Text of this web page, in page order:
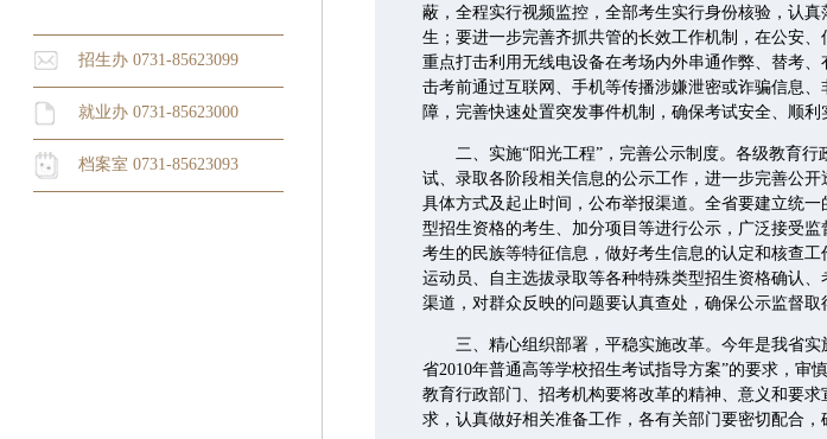
招生办 0731-85623099
就业办 0731-85623000
档案室 0731-85623093
蔽，全程实行视频监控，全部考生实行身份核验，认
生；要进一步完善齐抓共管的长效工作机制，在公安
重点打击利用无线电设备在考场内外串通作弊、替考
击考前通过互联网、手机等传播涉嫌泄密或诈骗信息
障，完善快速处置突发事件机制，确保考试安全、顺利
二、实施“阳光工程”，完善公示制度。各级教育行
试、录取各阶段相关信息的公示工作，进一步完善公
具体方式及起止时间，公布举报渠道。全省要建立统
型招生资格的考生、加分项目等进行公示，广泛接受
考生的民族等特征信息，做好考生信息的认定和核查
运动员、自主选拔录取等各种特殊类型招生资格确认
渠道，对群众反映的问题要认真查处，确保公示监督取
三、精心组织部署，平稳实施改革。今年是我省实
省2010年普通高等学校招生考试指导方案”的要求，审
教育行政部门、招考机构要将改革的精神、意义和要
求，认真做好相关准备工作，各有关部门要密切配合，